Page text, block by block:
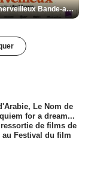
Les Matins merveilleux Bande-annonce VF
Le Nom de
for a dream...
de films de
Festival du film